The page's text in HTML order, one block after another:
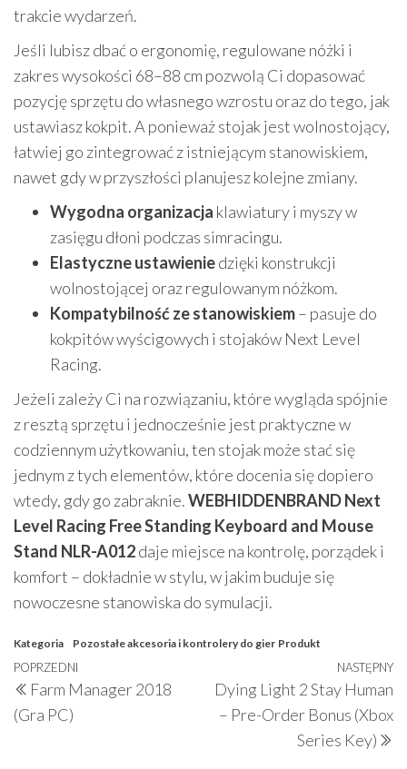
trakcie wydarzeń.
Jeśli lubisz dbać o ergonomię, regulowane nóżki i
zakres wysokości 68–88 cm pozwolą Ci dopasować
pozycję sprzętu do własnego wzrostu oraz do tego, jak
ustawiasz kokpit. A ponieważ stojak jest wolnostojący,
łatwiej go zintegrować z istniejącym stanowiskiem,
nawet gdy w przyszłości planujesz kolejne zmiany.
Wygodna organizacja klawiatury i myszy w
zasięgu dłoni podczas simracingu.
Elastyczne ustawieniedzięki konstrukcji
wolnostojącej oraz regulowanym nóżkom.
Kompatybilność ze stanowiskiem– pasuje do
kokpitów wyścigowych i stojaków Next Level
Racing.
Jeżeli zależy Ci na rozwiązaniu, które wygląda spójnie
z resztą sprzętu i jednocześnie jest praktyczne w
codziennym użytkowaniu, ten stojak może stać się
jednym z tych elementów, które docenia się dopiero
wtedy, gdy go zabraknie.WEBHIDDENBRAND Next
Level Racing Free Standing Keyboard and Mouse
Stand NLR-A012daje miejsce na kontrolę, porządek i
komfort – dokładnie w stylu, w jakim buduje się
nowoczesne stanowiska do symulacji.
Kategoria Pozostałe akcesoria i kontrolery do gier Produkt
Nawigacja
wpisu
Poprzedni
wpis
POPRZEDNI
Farm Manager 2018
(Gra PC)
NASTĘPNY
Dying Light 2 Stay Human
– Pre-Order Bonus (Xbox
Series Key)